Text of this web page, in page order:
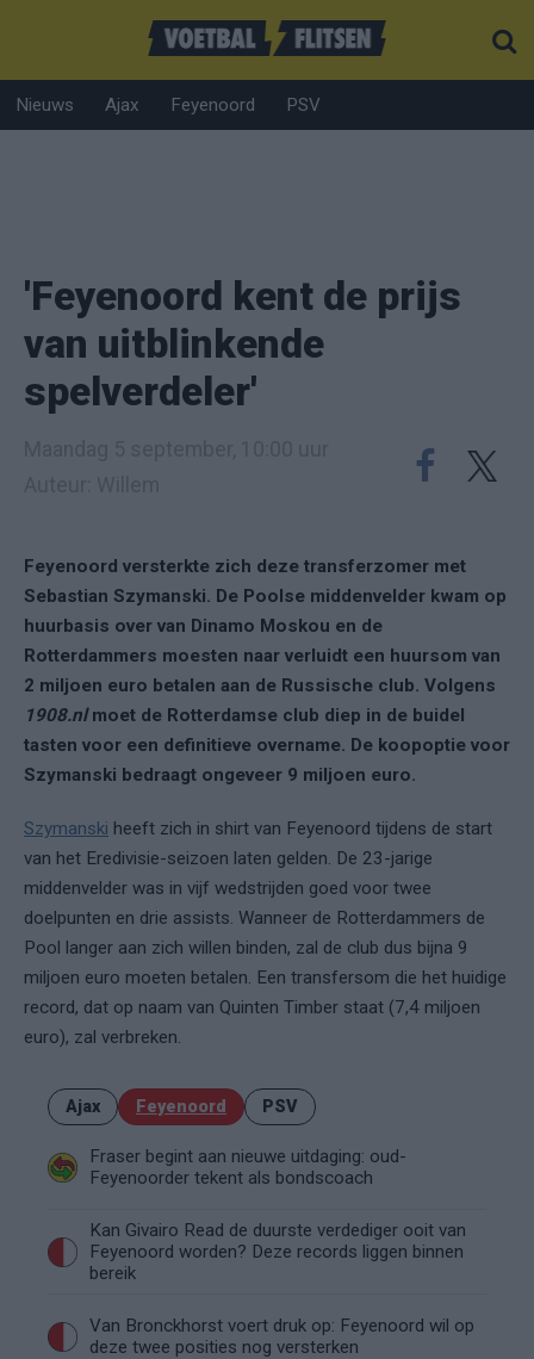
Nieuws Ajax Feyenoord PSV
'Feyenoord kent de prijs
van uitblinkende
spelverdeler'
Feyenoord versterkte zich deze transferzomer met
Sebastian Szymanski. De Poolse middenvelder kwam op
huurbasis over van Dinamo Moskou en de
Rotterdammers moesten naar verluidt een huursom van
2 miljoen euro betalen aan de Russische club. Volgens
1908.nlmoet de Rotterdamse club diep in de buidel
tasten voor een definitieve overname. De koopoptie voor
Szymanski bedraagt ongeveer 9 miljoen euro.
Szymanski heeft zich in shirt van Feyenoord tijdens de start
van het Eredivisie-seizoen laten gelden. De 23-jarige
middenvelder was in vijf wedstrijden goed voor twee
doelpunten en drie assists. Wanneer de Rotterdammers de
Pool langer aan zich willen binden, zal de club dus bijna 9
miljoen euro moeten betalen. Een transfersom die het huidige
record, dat op naam van Quinten Timber staat (7,4 miljoen
euro), zal verbreken.
Ajax Feyenoord PSV
Fraser begint aan nieuwe uitdaging: oud-
Feyenoorder tekent als bondscoach
Kan Givairo Read de duurste verdediger ooit van
Feyenoord worden? Deze records liggen binnen
bereik
Van Bronckhorst voert druk op: Feyenoord wil op
deze twee posities nog versterken